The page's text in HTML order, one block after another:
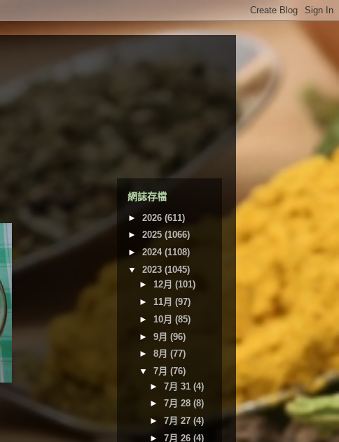
網誌存檔
► 2026 (611)
► 2025 (1066)
► 2024 (1108)
▼ 2023 (1045)
► 12月 (101)
► 11月 (97)
► 10月 (85)
► 9月 (96)
► 8月 (77)
▼ 7月 (76)
►7月 31(4)
►7月 28(8)
►7月 27(4)
►7月 26(4)